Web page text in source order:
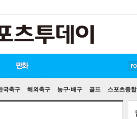
국축구 해외축구 농구·배구 골프 스포츠종합
방탄소년단
손흥민
유아인